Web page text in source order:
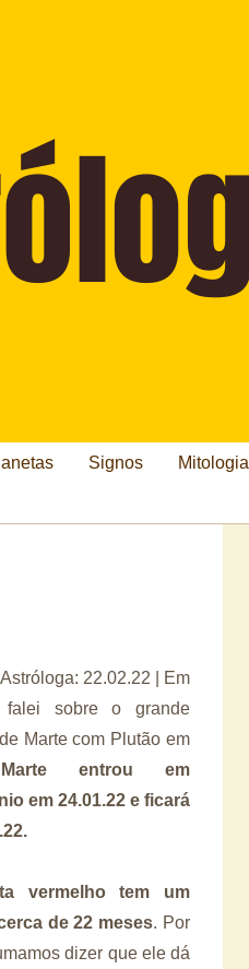
Signos Mitologia
22.02.22 | Em
falei sobre o grande
Marte com Plutão em
Marte entrou em
em 24.01.22 e ficará
vermelho tem um
de 22 meses. Por
dizer que ele dá